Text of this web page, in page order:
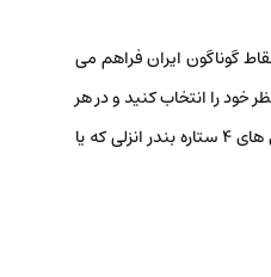
از نقاط گوناگون ایران فراهم می
خود را انتخاب کنید و در هر
زمان و مکانی که هستید از رزرو اتاق مد نظرتان در هتل دلخواه تان مطمئن شوید. اما بهترین هتل های ۴ ستاره بندر انزلی که یا